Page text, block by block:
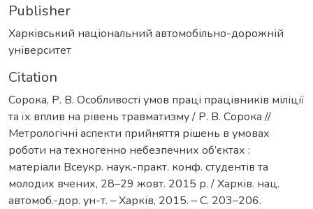
Publisher
Харківський національний автомобільно-дорожній
університет
Citation
Сорока, Р. В. Особливості умов праці працівників міліції
та їх вплив на рівень травматизму / Р. В. Сорока //
Метрологічні аспекти прийняття рішень в умовах
роботи на техногенно небезпечних об’єктах :
матеріали Всеукр. наук.-практ. конф. студентів та
молодих вчених, 28–29 жовт. 2015 р. / Харків. нац.
автомоб.-дор. ун-т. – Харків, 2015. – С. 203–206.